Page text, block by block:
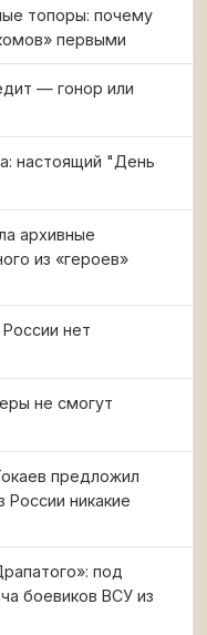
топоры: почему
первыми
— гонор или
настоящий "День
архивные
из «героев»
нет
не смогут
предложил
никакие
под
боевиков ВСУ из